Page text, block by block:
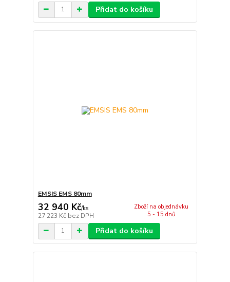
Přidat do košíku
EMSIS EMS 80mm
32 940 Kč/ks
27 223 Kč bez DPH
Zboží na objednávku
5 - 15 dnů
Přidat do košíku